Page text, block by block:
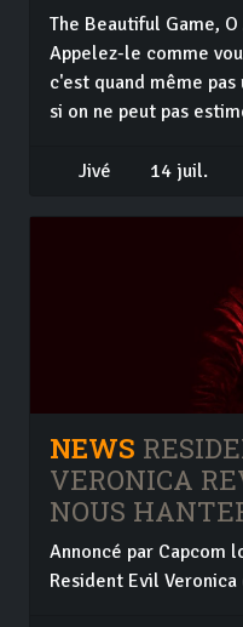
The Beautiful Game,
Appelez-le comme
c'est quand même
si on ne peut pas
Jivé 14 juil.
NEWS
VERONICA
NOUS
Annoncé par Capcom
Resident Evil